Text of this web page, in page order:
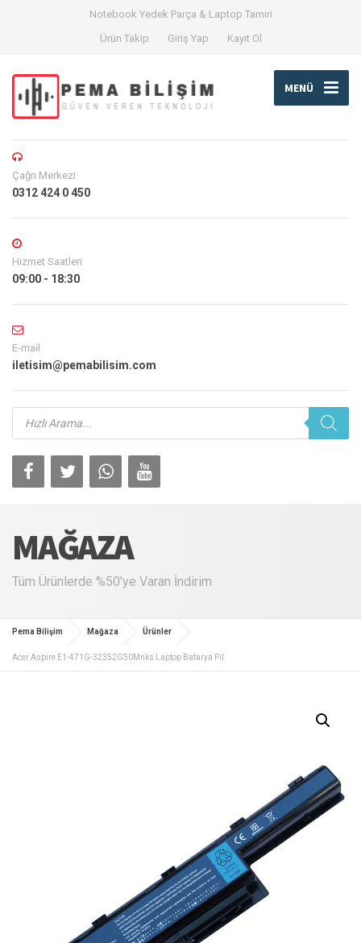
Notebook Yedek Parça & Laptop Tamiri
Ürün Takip
Giriş Yap Kayıt Ol
MENÜ
Çağrı Merkezi
0312 424 0 450
Hizmet Saatleri
09:00 - 18:30
E-mail
iletisim@pemabilisim.com
Products
search
MAĞAZA
Tüm Ürünlerde %50'ye Varan İndirim
Pema Bilişim Mağaza Ürünler
Acer Aspire E1-471G-32352G50Mnks Laptop Batarya Pil